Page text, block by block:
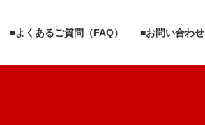
■よくあるご質問（FAQ） ■お問い合わせ